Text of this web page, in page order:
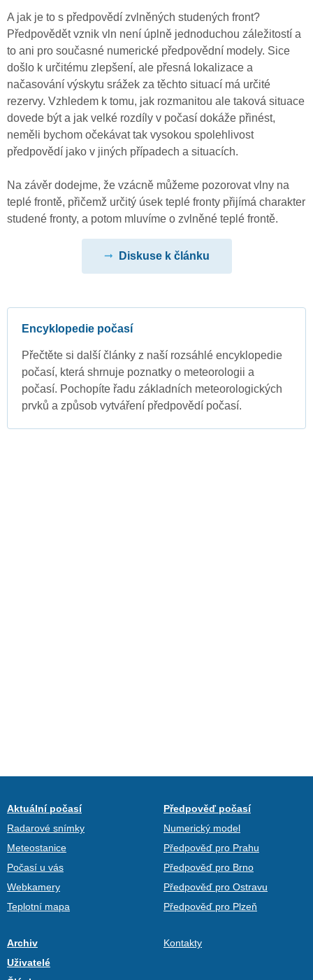
A jak je to s předpovědí zvlněných studených front?
Předpovědět vznik vln není úplně jednoduchou záležitostí a
to ani pro současné numerické předpovědní modely. Sice
došlo k určitému zlepšení, ale přesná lokalizace a
načasování výskytu srážek za těchto situací má určité
rezervy. Vzhledem k tomu, jak rozmanitou ale taková situace
dovede být a jak velké rozdíly v počasí dokáže přinést,
neměli bychom očekávat tak vysokou spolehlivost
předpovědí jako v jiných případech a situacích.
Na závěr dodejme, že vzácně můžeme pozorovat vlny na
teplé frontě, přičemž určitý úsek teplé fronty přijímá charakter
studené fronty, a potom mluvíme o zvlněné teplé frontě.
Diskuse k článku
Encyklopedie počasí
Přečtěte si další články z naší rozsáhlé encyklopedie
počasí, která shrnuje poznatky o meteorologii a
počasí. Pochopíte řadu základních meteorologických
prvků a způsob vytváření předpovědí počasí.
Aktuální počasí
Radarové snímky
Meteostanice
Počasí u vás
Webkamery
Teplotní mapa
Předpověď počasí
Numerický model
Předpověď pro Prahu
Předpověď pro Brno
Předpověď pro Ostravu
Předpověď pro Plzeň
Archiv
Uživatelé
Kontakty